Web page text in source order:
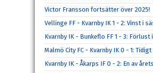
Victor Fransson fortsätter över 2025!
Vellinge FF - Kvarnby IK 1 - 2: Vinst i
Kvarnby IK - Bunkeflo FF 1 - 3:
Malmö City FC - Kvarnby IK 0 - 1:
Kvarnby IK - Åkarps IF 0 - 2: En av